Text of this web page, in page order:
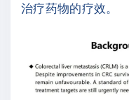
治疗药物的疗效。